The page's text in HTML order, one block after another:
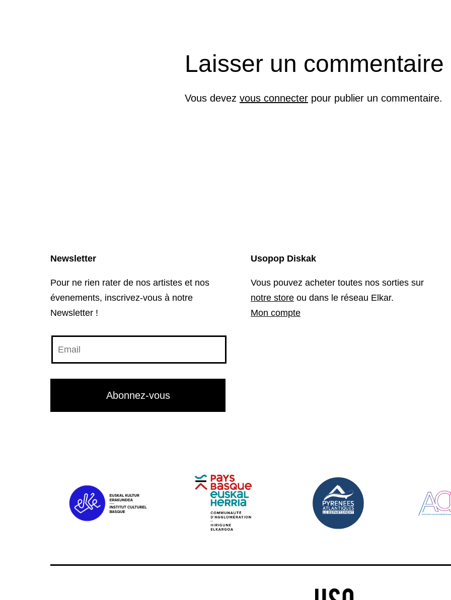
Laisser un commentaire
Vous devez vous connecter pour publier un commentaire.
Newsletter
Pour ne rien rater de nos artistes et nos
évenements, inscrivez-vous à notre
Newsletter !
Usopop Diskak
Vous pouvez acheter toutes nos sorties sur
notre store ou dans le réseau Elkar.
Mon compte